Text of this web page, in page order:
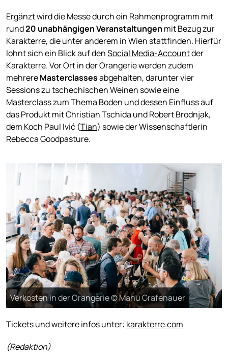
Ergänzt wird die Messe durch ein Rahmenprogramm mit
rund20 unabhängigen Veranstaltungen mit Bezug zur
Karakterre, die unter anderem in Wien stattfinden. Hierfür
lohnt sich ein Blick auf denSocial Media-Accountder
Karakterre. Vor Ort in der Orangerie werden zudem
mehrereMasterclassesabgehalten, darunter vier
Sessions zu tschechischen Weinen sowie eine
Masterclass zum Thema Boden und dessen Einfluss auf
das Produkt mit Christian Tschida und Robert Brodnjak,
dem Koch Paul Ivić (Tian) sowie der Wissenschaftlerin
Rebecca Goodpasture.
Verkosten in der Orangerie © Manu Grafenauer
Tickets und weitere infos unter: karakterre.com
(Redaktion)